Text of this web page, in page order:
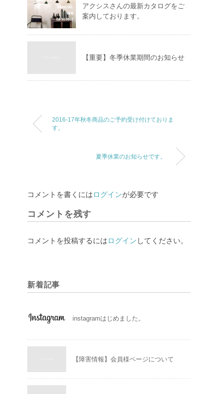
アクシスさんの最新カタログをご
案内しております。
【重要】冬季休業期間のお知らせ
2016-17年秋冬商品のご予約受け付けておりま
す。
夏季休業のお知らせです。
コメントを書くにはログインが必要です
コメントを残す
コメントを投稿するにはログイン してください。
新着記事
instagramはじめました。
【障害情報】会員様ページについて